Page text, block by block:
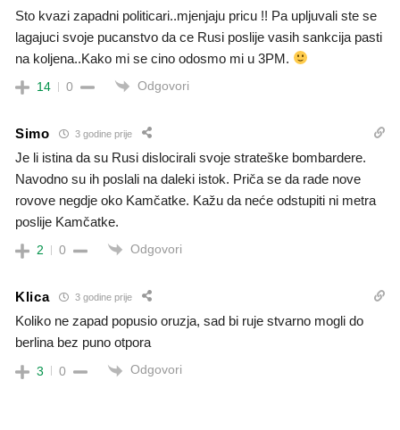
Sto kvazi zapadni politicari..mjenjaju pricu !! Pa upljuvali ste se
lagajuci svoje pucanstvo da ce Rusi poslije vasih sankcija pasti
na koljena..Kako mi se cino odosmo mi u 3PM.
14 0 Odgovori
Simo 3 godine prije
Je li istina da su Rusi dislocirali svoje strateške bombardere.
Navodno su ih poslali na daleki istok. Priča se da rade nove
rovove negdje oko Kamčatke. Kažu da neće odstupiti ni metra
poslije Kamčatke.
2 0 Odgovori
Klica 3 godine prije
Koliko ne zapad popusio oruzja, sad bi ruje stvarno mogli do
berlina bez puno otpora
3 0 Odgovori